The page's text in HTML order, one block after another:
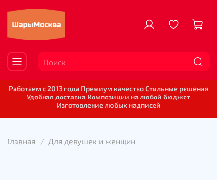
Работаем с 2013 года Премиум качество Стильные решения
Удобная доставка Композиции на любой бюджет
Изготовление любых надписей
Главная Для девушек и женщин